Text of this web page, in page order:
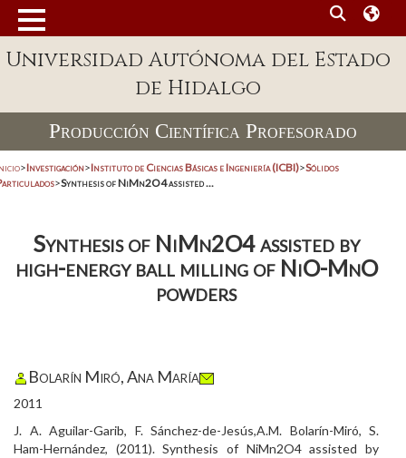
Universidad Autónoma del Estado
de Hidalgo
Producción Científica Profesorado
>Investigación>Instituto de Ciencias Básicas e Ingeniería (ICBI)>Sólidos
>Synthesis of NiMn2O4 assisted ...
Synthesis of NiMn2O4 assisted by
high-energy ball milling of NiO-MnO
powders
Bolarín Miró, Ana María
2011
J. A. Aguilar-Garib, F. Sánchez-de-Jesús,A.M. Bolarín-Miró, S.
Ham-Hernández, (2011). Synthesis of NiMn2O4 assisted by